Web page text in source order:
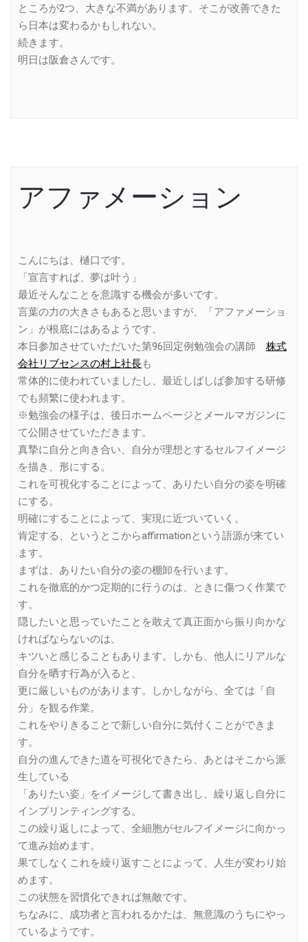
ところが2つ、大きな不満があります。そこが改善できた
ら日本は変わるかもしれない。
続きます。
明日は阪倉さんです。
アファメーション
こんにちは、樋口です。
「宣言すれば、夢は叶う」
最近そんなことを意識する機会が多いです。
言葉の力の大きさもあると思いますが、「アファメーショ
ン」が根底にはあるようです。
本日参加させていただいた第96回定例勉強会の講師 株式
会社リブセンスの村上社長も
常体的に使われていましたし、最近しばしば参加する研修
でも頻繁に使われます。
※勉強会の様子は、後日ホームページとメールマガジンに
て公開させていただきます。
真摯に自分と向き合い、自分が理想とするセルフイメージ
を描き、形にする。
これを可視化することによって、ありたい自分の姿を明確
にする。
明確にすることによって、実現に近づいていく。
肯定する、というとこからaffirmationという語源が来てい
ます。
まずは、ありたい自分の姿の棚卸を行います。
これを徹底的かつ定期的に行うのは、ときに傷つく作業で
す。
隠したいと思っていたことを敢えて真正面から振り向かな
ければならないのは、
キツいと感じることもあります。しかも、他人にリアルな
自分を晒す行為が入ると、
更に厳しいものがあります。しかしながら、全ては「自
分」を観る作業。
これをやりきることで新しい自分に気付くことができま
す。
自分の進んできた道を可視化できたら、あとはそこから派
生している
「ありたい姿」をイメージして書き出し、繰り返し自分に
インプリンティングする。
この繰り返しによって、全細胞がセルフイメージに向かっ
て進み始めます。
果てしなくこれを繰り返すことによって、人生が変わり始
めます。
この状態を習慣化できれば無敵です。
ちなみに、成功者と言われるかたは、無意識のうちにやっ
ているようです。